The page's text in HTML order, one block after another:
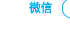
微信